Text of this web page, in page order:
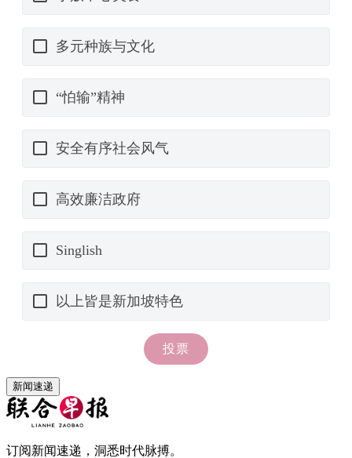
新闻速递
订阅新闻速递，洞悉时代脉搏。